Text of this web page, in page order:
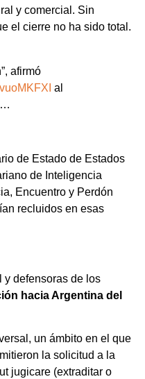
y comercial. Sin
el cierre no ha sido total.
afirmó
al
de Estado de Estados
de Inteligencia
Encuentro y Perdón
recluidos en esas
y defensoras de los
hacia Argentina del
un ámbito en el que
la solicitud a la
jugicare (extraditar o